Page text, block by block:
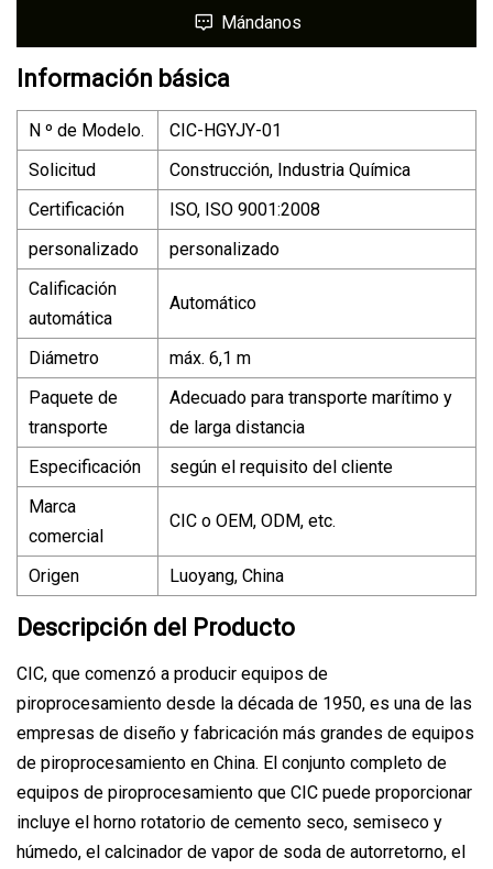
Mándanos
Información básica
N º de Modelo.
CIC-HGYJY-01
Solicitud
Construcción, Industria Química
Certificación
ISO, ISO 9001:2008
personalizado
personalizado
Calificación
automática
Automático
Diámetro
máx. 6,1 m
Paquete de
transporte
Adecuado para transporte marítimo y
de larga distancia
Especificación
según el requisito del cliente
Marca
comercial
CIC o OEM, ODM, etc.
Origen Luoyang, China
Descripción del Producto
CIC, que comenzó a producir equipos de
piroprocesamiento desde la década de 1950, es una de las
empresas de diseño y fabricación más grandes de equipos
de piroprocesamiento en China. El conjunto completo de
equipos de piroprocesamiento que CIC puede proporcionar
incluye el horno rotatorio de cemento seco, semiseco y
húmedo, el calcinador de vapor de soda de autorretorno, el